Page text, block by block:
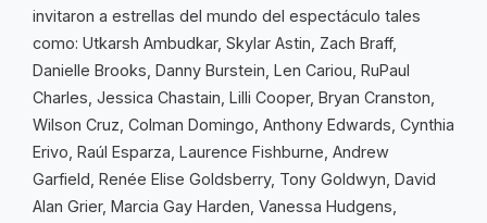
invitaron a estrellas del mundo del espectáculo tales
como: Utkarsh Ambudkar, Skylar Astin, Zach Braff,
Danielle Brooks, Danny Burstein, Len Cariou, RuPaul
Charles, Jessica Chastain, Lilli Cooper, Bryan Cranston,
Wilson Cruz, Colman Domingo, Anthony Edwards, Cynthia
Erivo, Raúl Esparza, Laurence Fishburne, Andrew
Garfield, Renée Elise Goldsberry, Tony Goldwyn, David
Alan Grier, Marcia Gay Harden, Vanessa Hudgens,